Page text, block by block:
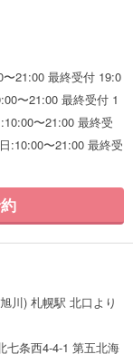
21:00 最終受付 19:0
〜21:00 最終受付 1
〜21:00 最終受
:10:00〜21:00 最終受
川) 札幌駅 北口より
七条西4-4-1 第五北海